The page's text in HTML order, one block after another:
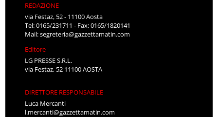
REDAZIONE
via Festaz, 52 - 11100 Aosta
Tel: 0165/231711 - Fax: 0165/1820141
Mail:segreteria@gazzettamatin.com
Editore
LG PRESSE S.R.L.
via Festaz, 52 11100 AOSTA
DIRETTORE RESPONSABILE
Luca Mercanti
l.mercanti@gazzettamatin.com